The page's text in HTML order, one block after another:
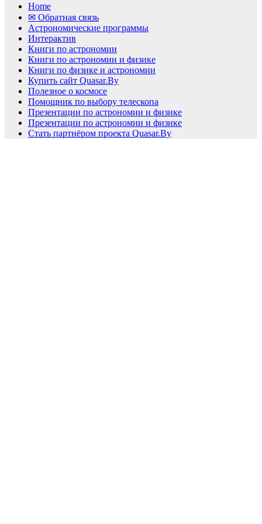
Home
✉ Обратная связь
Астрономические программы
Интерактив
Книги по астрономии
Книги по астрономии и физике
Книги по физике и астрономии
Купить сайт Quasar.By
Полезное о космосе
Помощник по выбору телескопа
Презентации по астрономии и физике
Презентации по астрономии и физике
Стать партнёром проекта Quasar.By